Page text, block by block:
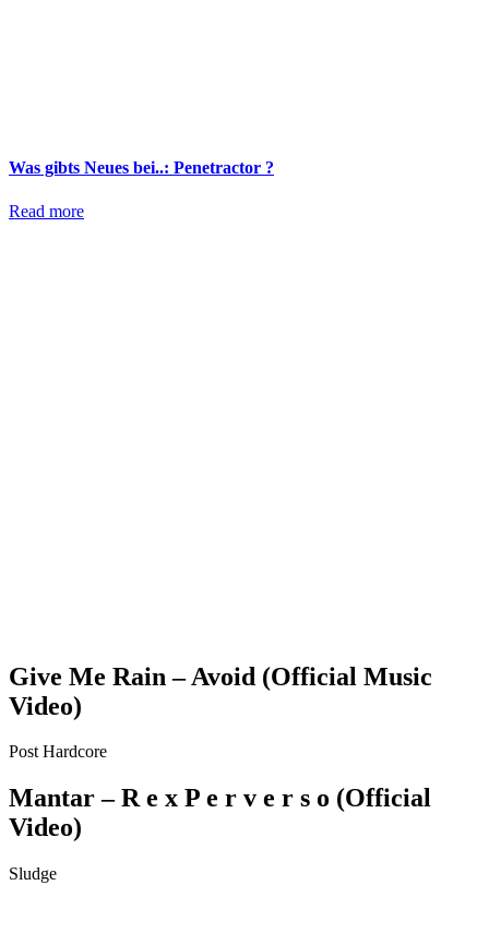
Was gibts Neues bei..: Penetractor ?
Read more
Give Me Rain – Avoid (Official Music
Video)
Post Hardcore
Mantar – R e x P e r v e r s o (Official
Video)
Sludge